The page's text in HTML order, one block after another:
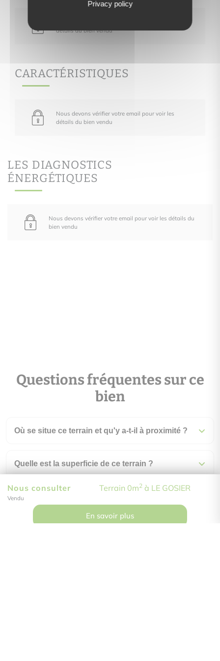
détails du bien vendu
CARACTÉRISTIQUES
Nous devons vérifier votre email pour voir les
détails du bien vendu
LES DIAGNOSTICS
ÉNERGÉTIQUES
Nous devons vérifier votre email pour voir les détails du
bien vendu
Nous consulter Terrain 0m2à LE GOSIER
Vendu
En savoir plus
Questions fréquentes sur ce
bien
Où se situe ce terrain et qu'y a-t-il à proximité ?
Quelle est la superficie de ce terrain ?
Comment visiter ce bien ?
Privacy policy